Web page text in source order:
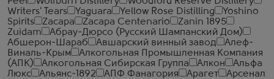
Writers' Tears
Yaguara Yellow Rose Distilling
Yoshino
Spirits
Zacapa Zacapa Centenario
Zanin 1895
Zuidam
Абрау-Дюрсо (Русский Шампанский Дом)
Абшерон-Шараб
Авшарский винный завод
Алеф-
Виналь-Крым
Алкогольная Промышленная Компания
(АПК)
Алкогольная Сибирская Группа Алкон
Альфа
Люкс
Альянс-1892 АПФ Фанагория Арагет
Арсенал